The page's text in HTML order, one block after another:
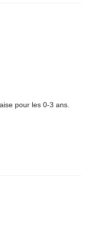
pour les 0-3 ans.